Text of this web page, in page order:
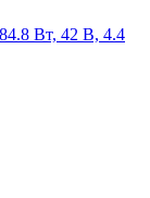
Вт, 42 В, 4.4